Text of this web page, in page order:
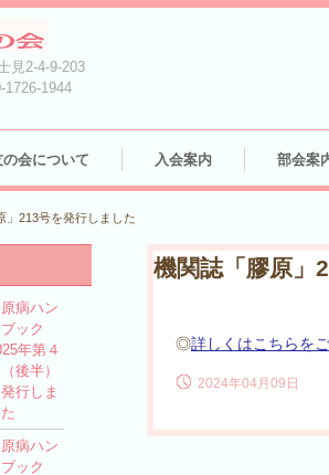
見2-4-9-203
1944
の会について 入会案内 部会案
」213号を発行しました
機関誌「膠原」
◎詳しくはこちらを
2024年04月09日
病ハン
ブック
年第４
後半）
行しま
病ハン
ブック